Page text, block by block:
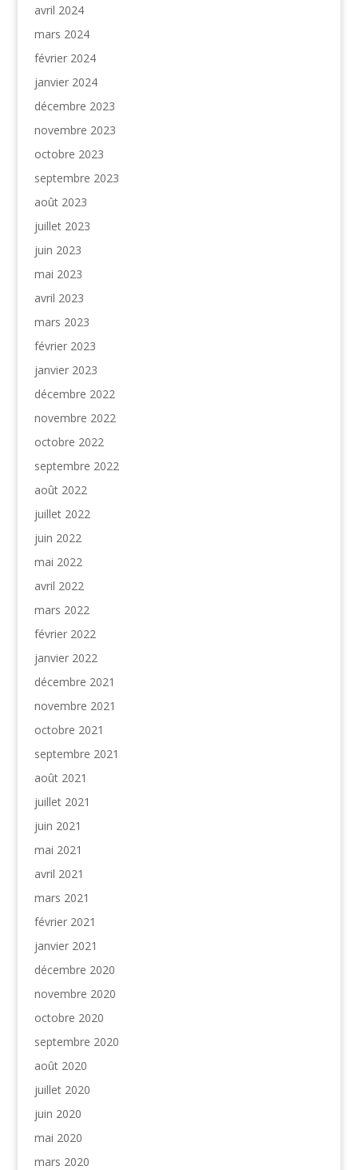
avril 2024
mars 2024
février 2024
janvier 2024
décembre 2023
novembre 2023
octobre 2023
septembre 2023
août 2023
juillet 2023
juin 2023
mai 2023
avril 2023
mars 2023
février 2023
janvier 2023
décembre 2022
novembre 2022
octobre 2022
septembre 2022
août 2022
juillet 2022
juin 2022
mai 2022
avril 2022
mars 2022
février 2022
janvier 2022
décembre 2021
novembre 2021
octobre 2021
septembre 2021
août 2021
juillet 2021
juin 2021
mai 2021
avril 2021
mars 2021
février 2021
janvier 2021
décembre 2020
novembre 2020
octobre 2020
septembre 2020
août 2020
juillet 2020
juin 2020
mai 2020
mars 2020